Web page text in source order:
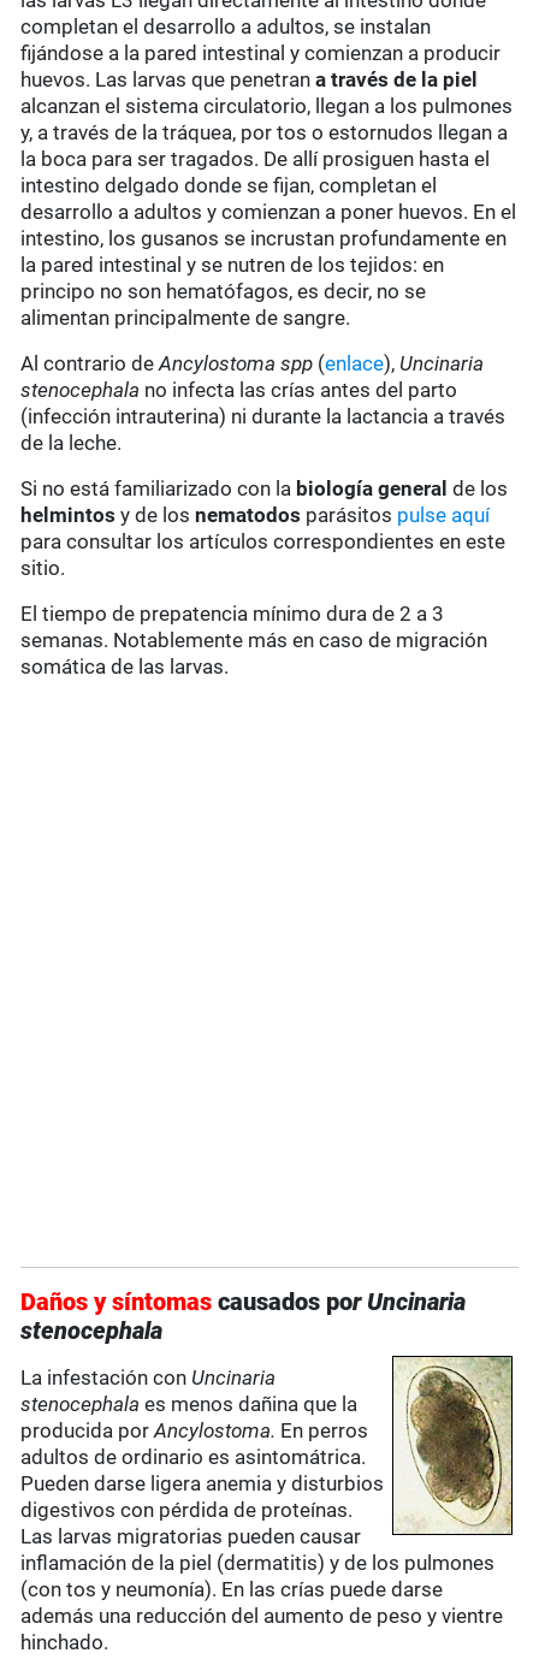
completan el desarrollo a adultos, se instalan
fijándose a la pared intestinal y comienzan a producir
huevos. Las larvas que penetrana través de la piel
alcanzan el sistema circulatorio, llegan a los pulmones
y, a través de la tráquea, por tos o estornudos llegan a
la boca para ser tragados. De allí prosiguen hasta el
intestino delgado donde se fijan, completan el
desarrollo a adultos y comienzan a poner huevos. En el
intestino, los gusanos se incrustan profundamente en
la pared intestinal y se nutren de los tejidos: en
principo no son hematófagos, es decir, no se
alimentan principalmente de sangre.
Al contrario deAncylostoma spp (enlace), Uncinaria
stenocephala no infecta las crías antes del parto
(infección intrauterina) ni durante la lactancia a través
de la leche.
Si no está familiarizado con la biología generalde los
helmintos y de losnematodos parásitos pulse aquí
para consultar los artículos correspondientes en este
sitio.
El tiempo de prepatencia mínimo dura de 2 a 3
semanas. Notablemente más en caso de migración
somática de las larvas.
Daños y síntomas causados porUncinaria
stenocephala
La infestación con Uncinaria
stenocephala es menos dañina que la
producida porAncylostoma. En perros
adultos de ordinario es asintomátrica.
Pueden darse ligera anemia y disturbios
digestivos con pérdida de proteínas.
Las larvas migratorias pueden causar
inflamación de la piel (dermatitis) y de los pulmones
(con tos y neumonía). En las crías puede darse
además una reducción del aumento de peso y vientre
hinchado.